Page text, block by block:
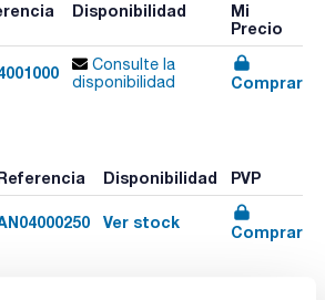
Disponibilidad
Mi
Precio
Consulte la
disponibilidad
Comprar
Disponibilidad PVP
Ver stock
Comprar